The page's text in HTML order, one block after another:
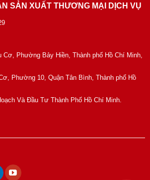
SẢN XUẤT THƯƠNG MẠI DỊCH VỤ
Cơ, Phường Bảy Hiền, Thành phố Hồ Chí Minh,
Phường 10, Quận Tân Bình, Thành phố Hồ
Và Đầu Tư Thành Phố Hồ Chí Minh.